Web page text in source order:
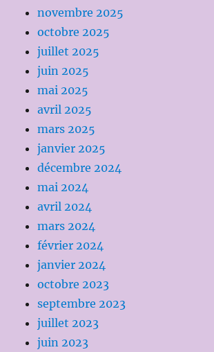
novembre 2025
octobre 2025
juillet 2025
juin 2025
mai 2025
avril 2025
mars 2025
janvier 2025
décembre 2024
mai 2024
avril 2024
mars 2024
février 2024
janvier 2024
octobre 2023
septembre 2023
juillet 2023
juin 2023